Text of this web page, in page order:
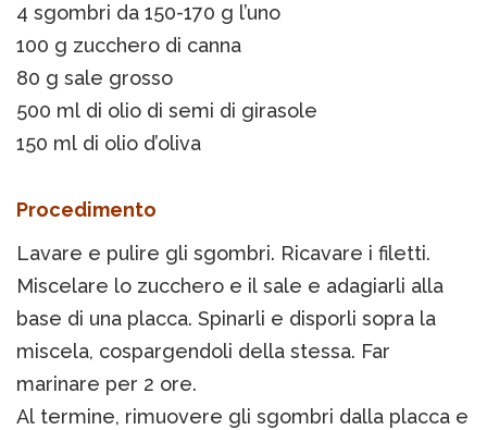
4 sgombri da 150-170 g l’uno
100 g zucchero di canna
80 g sale grosso
500 ml di olio di semi di girasole
150 ml di olio d’oliva
Procedimento
Lavare e pulire gli sgombri. Ricavare i filetti.
Miscelare lo zucchero e il sale e adagiarli alla
base di una placca. Spinarli e disporli sopra la
miscela, cospargendoli della stessa. Far
marinare per 2 ore.
Al termine, rimuovere gli sgombri dalla placca e